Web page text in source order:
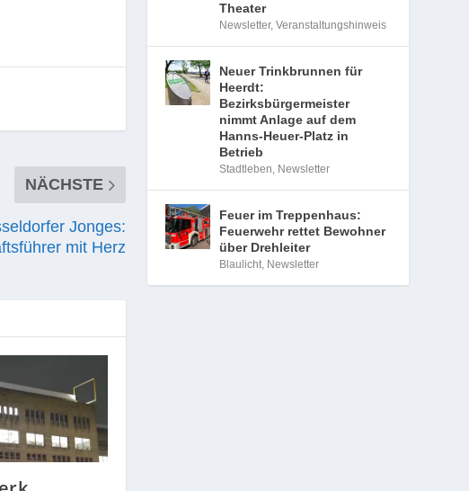
NÄCHSTE
Jonges:
mit Herz
Theater
Newsletter,Veranstaltungshinweis
Neuer Trinkbrunnen für
Heerdt:
Bezirksbürgermeister
nimmt Anlage auf dem
Hanns-Heuer-Platz in
Betrieb
Stadtleben, Newsletter
Feuer im Treppenhaus:
Feuerwehr rettet Bewohner
über Drehleiter
Blaulicht, Newsletter